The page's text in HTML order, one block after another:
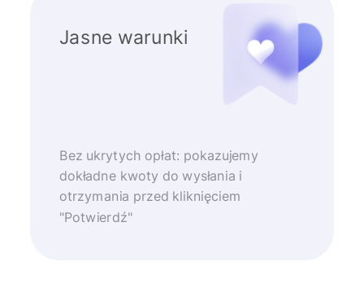
Jasne warunki
Bez ukrytych opłat: pokazujemy
dokładne kwoty do wysłania i
otrzymania przed kliknięciem
"Potwierdź"